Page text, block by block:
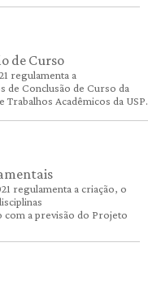
de Curso
regulamenta a
de Conclusão de Curso da
Trabalhos Acadêmicos da USP.
regulamenta a criação, o
com a previsão do Projeto